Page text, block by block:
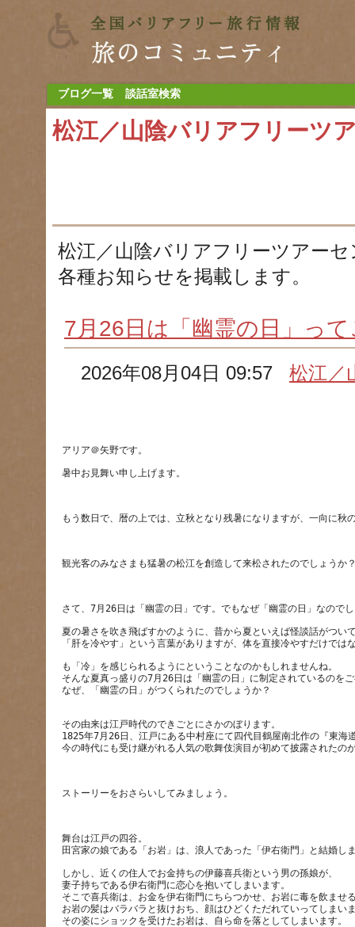
ブログ一覧 談話室検索
松江／山陰バリアフリーツ
松江／山陰バリアフリーツアー
各種お知らせを掲載します。
7月26日は「幽霊の日」っ
2026年08月04日 09:57松江／
夏の暑さを吹き飛ばすかのように、昔から夏といえば怪談話がつい
も「冷」を感じられるようにということなのかもしれませんね。
そんな夏真っ盛りの7月26日は「幽霊の日」に制定されているのを
その由来は江戸時代のできごとにさかのぼります。
1825年7月26日、江戸にある中村座にて四代目鶴屋南北作の『東海
舞台は江戸の四谷。
しかし、近くの住人でお金持ちの伊藤喜兵衛という男の孫娘が、
妻子持ちである伊右衛門に恋心を抱いてしまいます。
そこで喜兵衛は、お金を伊右衛門にちらつかせ、お岩に毒を飲ませ
お岩の髪はバラバラと抜けおち、顔はひどくただれていってしまい
その姿にショックを受けたお岩は、自ら命を落としてしまいます。